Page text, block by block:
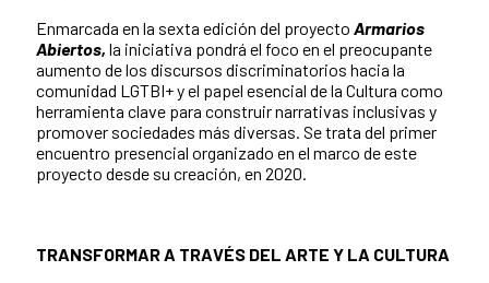
Enmarcada en la sexta edición del proyecto Armarios
Abiertos, la iniciativa pondrá el foco en el preocupante
aumento de los discursos discriminatorios hacia la
comunidad LGTBI+ y el papel esencial de la Cultura como
herramienta clave para construir narrativas inclusivas y
promover sociedades más diversas. Se trata del primer
encuentro presencial organizado en el marco de este
proyecto desde su creación, en 2020.
TRANSFORMAR A TRAVÉS DEL ARTE Y LA CULTURA